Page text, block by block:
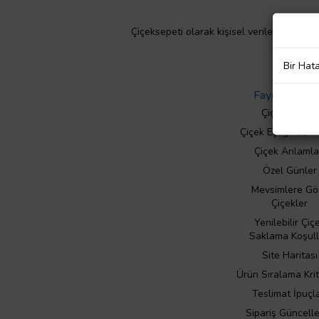
Çiçeksepeti olarak kişisel verilerinizin
Faydalı Bilgiler
Çiçek Bakımı
Çiçek Eşliğinde
Çiçek
Özel Günler
Mevsimlere
Çiçekler
Yenilebilir
Saklama
Site Haritası
Ürün Sıralama
Teslimat
Sipariş
Bir